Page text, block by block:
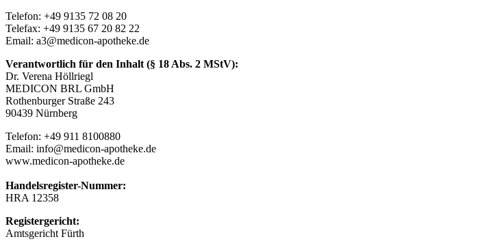
Telefon: +49 9135 72 08 20
Telefax: +49 9135 67 20 82 22
Email: a3@medicon-apotheke.de
Verantwortlich für den Inhalt (§ 18 Abs. 2 MStV):
Dr. Verena Höllriegl
MEDICON BRL GmbH
Rothenburger Straße 243
90439 Nürnberg
Telefon: +49 911 8100880
Email: info@medicon-apotheke.de
www.medicon-apotheke.de
Handelsregister-Nummer:
HRA 12358
Registergericht:
Amtsgericht Fürth